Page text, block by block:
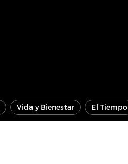
Vida y Bienestar El Tiempo